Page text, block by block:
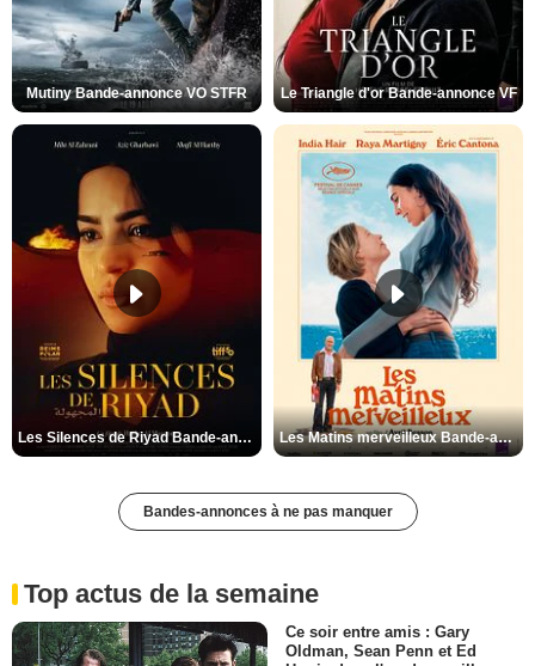
Mutiny Bande-annonce VO STFR Le Triangle d'or Bande-annonce VF
Les Silences de Riyad Bande-annonce VO STFR Les Matins merveilleux Bande-annonce VF
Bandes-annonces à ne pas manquer
Top actus de la semaine
Ce soir entre amis : Gary
Oldman, Sean Penn et Ed